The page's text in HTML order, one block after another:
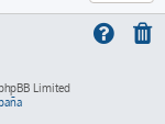
Limited